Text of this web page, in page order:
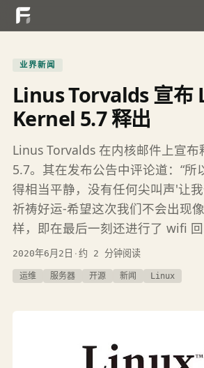
业界新闻
Linus Torvalds 宣布
Kernel 5.7 释出
Linus Torvalds 在内核邮件上宣
5.7。其在发布公告中评论道：“所
得相当平静，没有任何尖叫声'让我
祈祷好运-希望这次我们不会出现
样，即在最后一刻还进行了 wifi
2020年6月2日 · 约 2 分钟阅读
运维 服务器 开源 新闻 Linux